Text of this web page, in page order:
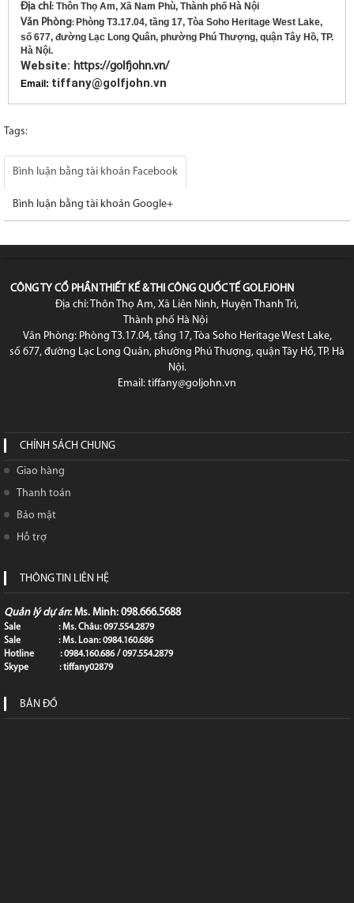
Địa chỉ: Thôn Thọ Am, Xã Nam Phù, Thành phố Hà Nội
Văn Phòng:Phòng T3.17.04, tầng 17, Tòa Soho Heritage West Lake,
số 677, đường Lạc Long Quân, phường Phú Thượng, quận Tây Hồ, TP.
Hà Nội.
Website: https://golfjohn.vn/
Email: tiffany@golfjohn.vn
Tags:
Bình luận bằng tài khoản Facebook
Bình luận bằng tài khoản Google+
CÔNG TY CỔ PHẦN THIẾT KẾ & THI CÔNG QUỐC TẾ GOLFJOHN
Địa chỉ: Thôn Thọ Am, Xã Liên Ninh, Huyện Thanh Trì,
Thành phố Hà Nội
Văn Phòng: Phòng T3.17.04, tầng 17, Tòa Soho Heritage West Lake,
số 677, đường Lạc Long Quân, phường Phú Thượng, quận Tây Hồ, TP. Hà
Nội.
Email: tiffany@goljohn.vn
CHÍNH SÁCH CHUNG
Giao hàng
Thanh toán
Bảo mật
Hỗ trợ
THÔNG TIN LIÊN HỆ
Quản lý dự án: Ms. Minh: 098.666.5688
Sale : Ms. Châu: 097.554.2879
Sale : Ms. Loan: 0984.160.686
Hotline : 0984.160.686 / 097.554.2879
Skype : tiffany02879
BẢN ĐỒ